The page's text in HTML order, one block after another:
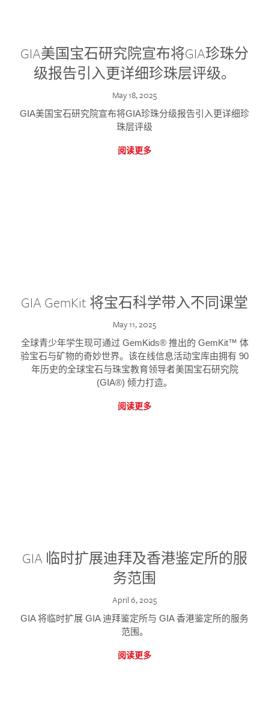
GIA美国宝石研究院宣布将GIA珍珠分
级报告引入更详细珍珠层评级。
May 18, 2025
GIA美国宝石研究院宣布将GIA珍珠分级报告引入更详细珍
珠层评级
阅读更多
GIA GemKit 将宝石科学带入不同课堂
May 11, 2025
全球青少年学生现可通过 GemKids® 推出的 GemKit™ 体
验宝石与矿物的奇妙世界。该在线信息活动宝库由拥有 90
年历史的全球宝石与珠宝教育领导者美国宝石研究院
(GIA®) 倾力打造。
阅读更多
GIA 临时扩展迪拜及香港鉴定所的服
务范围
April 6, 2025
GIA 将临时扩展 GIA 迪拜鉴定所与 GIA 香港鉴定所的服务
范围。
阅读更多